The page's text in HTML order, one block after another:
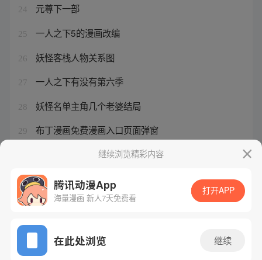
24 元尊下一部
25 一人之下5的漫画改编
26 妖怪客栈人物关系图
27 一人之下有没有第六季
28 妖怪名单主角几个老婆结局
29 布丁漫画免费漫画入口页面弹窗
元尊后续小说什么名字啊继续浏览精彩内容
腾讯动漫App
海量漫画 新人7天免费看
打开APP
在此处浏览 继续
网站备案/许可证号：粤B2-20090059-5
Copyright©1998 - 2026 Tencent. All Rights Reserved